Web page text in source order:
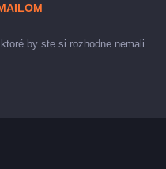
by ste si rozhodne nemali